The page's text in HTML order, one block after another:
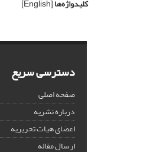
کلیدواژه‌ها[English]
دسترسی سریع
صفحه اصلی
درباره نشریه
اعضای هیات تحریریه
ارسال مقاله